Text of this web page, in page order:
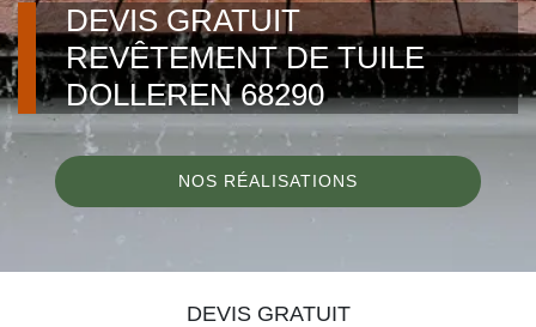
DEVIS GRATUIT
REVÊTEMENT DE TUILE
DOLLEREN 68290
NOS RÉALISATIONS
DEVIS GRATUIT